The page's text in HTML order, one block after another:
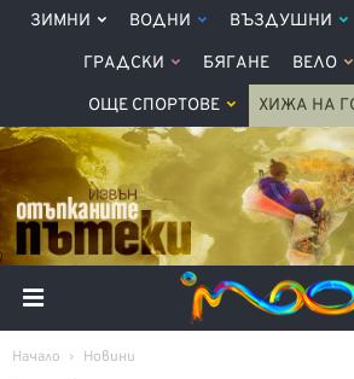
ЗИМНИ ВОДНИ ВЪЗДУШНИ
ГРАДСКИ БЯГАНЕ ВЕЛО
ОЩЕ СПОРТОВЕ ХИЖА НА
Начало Новини